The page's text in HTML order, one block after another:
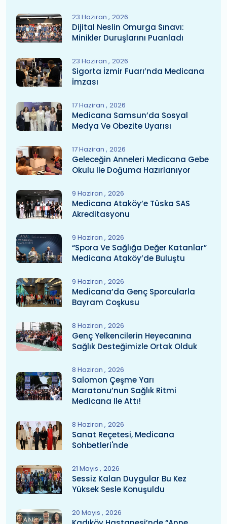
23 Haziran 2026
Dijital Neslin Omurga Sınavı:
Minikler Duruşlarını Puanladı
23 Haziran 2026
Sigorta İzmir Fuarı’nda Medicana
İmzası
17 Haziran 2026
Medicana Samsun’da Sosyal
Medya Ve Obezite Uyarısı
17 Haziran 2026
Geleceğin Anneleri Medicana Gebe
Okulu Ile Doğuma Hazırlanıyor
9 Haziran 2026
Medicana Ataköy’e Tüska SAS
Akreditasyonu
9 Haziran 2026
“Spora Ve Sağlığa Değer Katanlar”
Medicana Ataköy’de Buluştu
9 Haziran 2026
Medicana’da Genç Sporcularla
Bayram Coşkusu
8 Haziran 2026
Genç Yelkencilerin Heyecanına
Sağlık Desteğimizle Ortak Olduk
8 Haziran 2026
Salomon Çeşme Yarı
Maratonu’nun Sağlık Ritmi
Medicana Ile Attı!
8 Haziran 2026
Sanat Reçetesi, Medicana
Sohbetleri'nde
21 Mayıs 2026
Sessiz Kalan Duygular Bu Kez
Yüksek Sesle Konuşuldu
20 Mayıs 2026